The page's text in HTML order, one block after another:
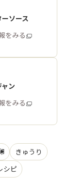
ソース
をみる
ン
をみる
きゅうり
シピ